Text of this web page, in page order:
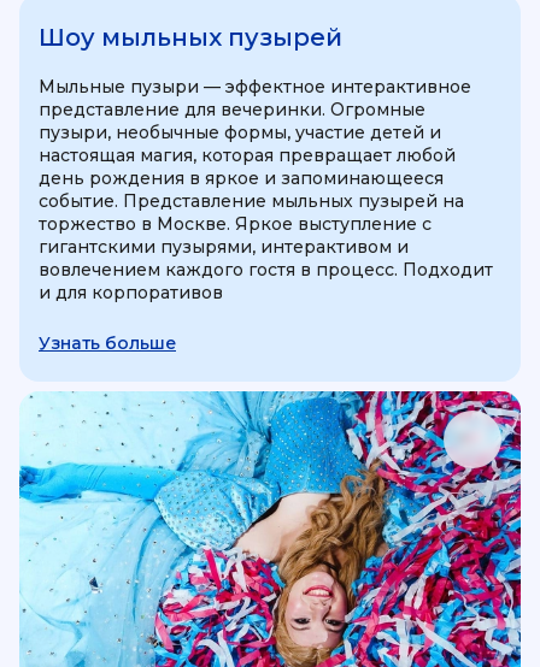
Шоу мыльных пузырей
Мыльные пузыри — эффектное интерактивное
представление для вечеринки. Огромные
пузыри, необычные формы, участие детей и
настоящая магия, которая превращает любой
день рождения в яркое и запоминающееся
событие. Представление мыльных пузырей на
торжество в Москве. Яркое выступление с
гигантскими пузырями, интерактивом и
вовлечением каждого гостя в процесс. Подходит
и для корпоративов
Узнать больше